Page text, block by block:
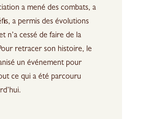
a mené des combats, a
a permis des évolutions
n’a cessé de faire de la
retracer son histoire, le
un événement pour
ce qui a été parcouru